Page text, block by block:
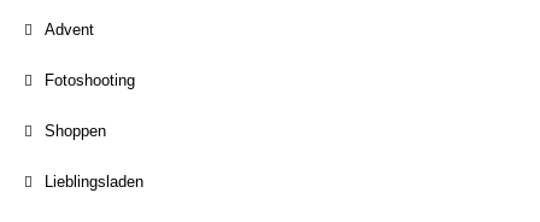
Advent
Fotoshooting
Shoppen
Lieblingsladen